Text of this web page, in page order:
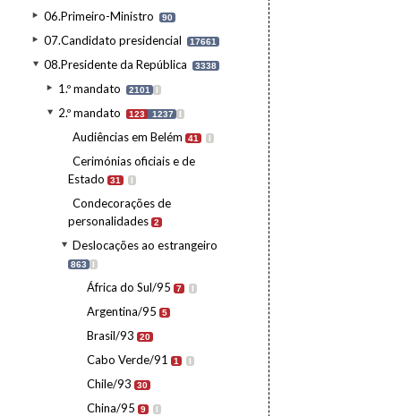
06.Primeiro-Ministro 90
07.Candidato presidencial 17661
08.Presidente da República 3338
1.º mandato 2101 I
2.º mandato 123 1237 I
Audiências em Belém 41 I
Cerimónias oficiais e de
Estado
31 I
Condecorações de
personalidades 2
Deslocações ao estrangeiro
863 I
África do Sul/95 7 I
Argentina/95 5
Brasil/93 20
Cabo Verde/91 1 I
Chile/93 30
China/95 9 I